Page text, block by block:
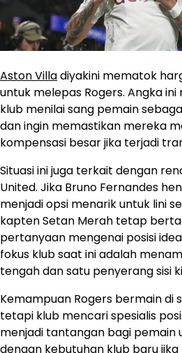
Aston Villadiyakini mematok
untuk melepas Rogers. Angka
klub menilai sang pemain
dan ingin memastikan mereka
kompensasi besar jika terjadi
Situasi ini juga terkait dengan
United. Jika Bruno Fernandes
menjadi opsi menarik untuk lini
kapten Setan Merah tetap
pertanyaan mengenai posisi
fokus klub saat ini adalah
tengah dan satu penyerang sisi
Kemampuan Rogers bermain di
tetapi klub mencari spesialis
menjadi tantangan bagi pemain
dengan kebutuhan klub baru